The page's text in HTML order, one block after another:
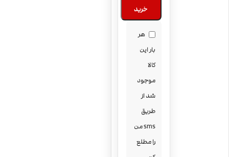
خرید
هر
بار این
کالا
موجود
شد از
طریق
sms من
را مطلع